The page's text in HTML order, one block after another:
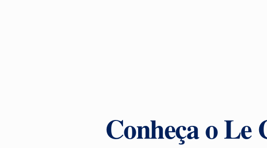
Conheça o Le